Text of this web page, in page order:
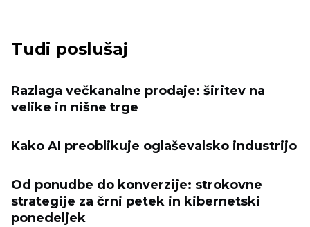
Tudi poslušaj
Razlaga večkanalne prodaje: širitev na
velike in nišne trge
Kako AI preoblikuje oglaševalsko industrijo
Od ponudbe do konverzije: strokovne
strategije za črni petek in kibernetski
ponedeljek